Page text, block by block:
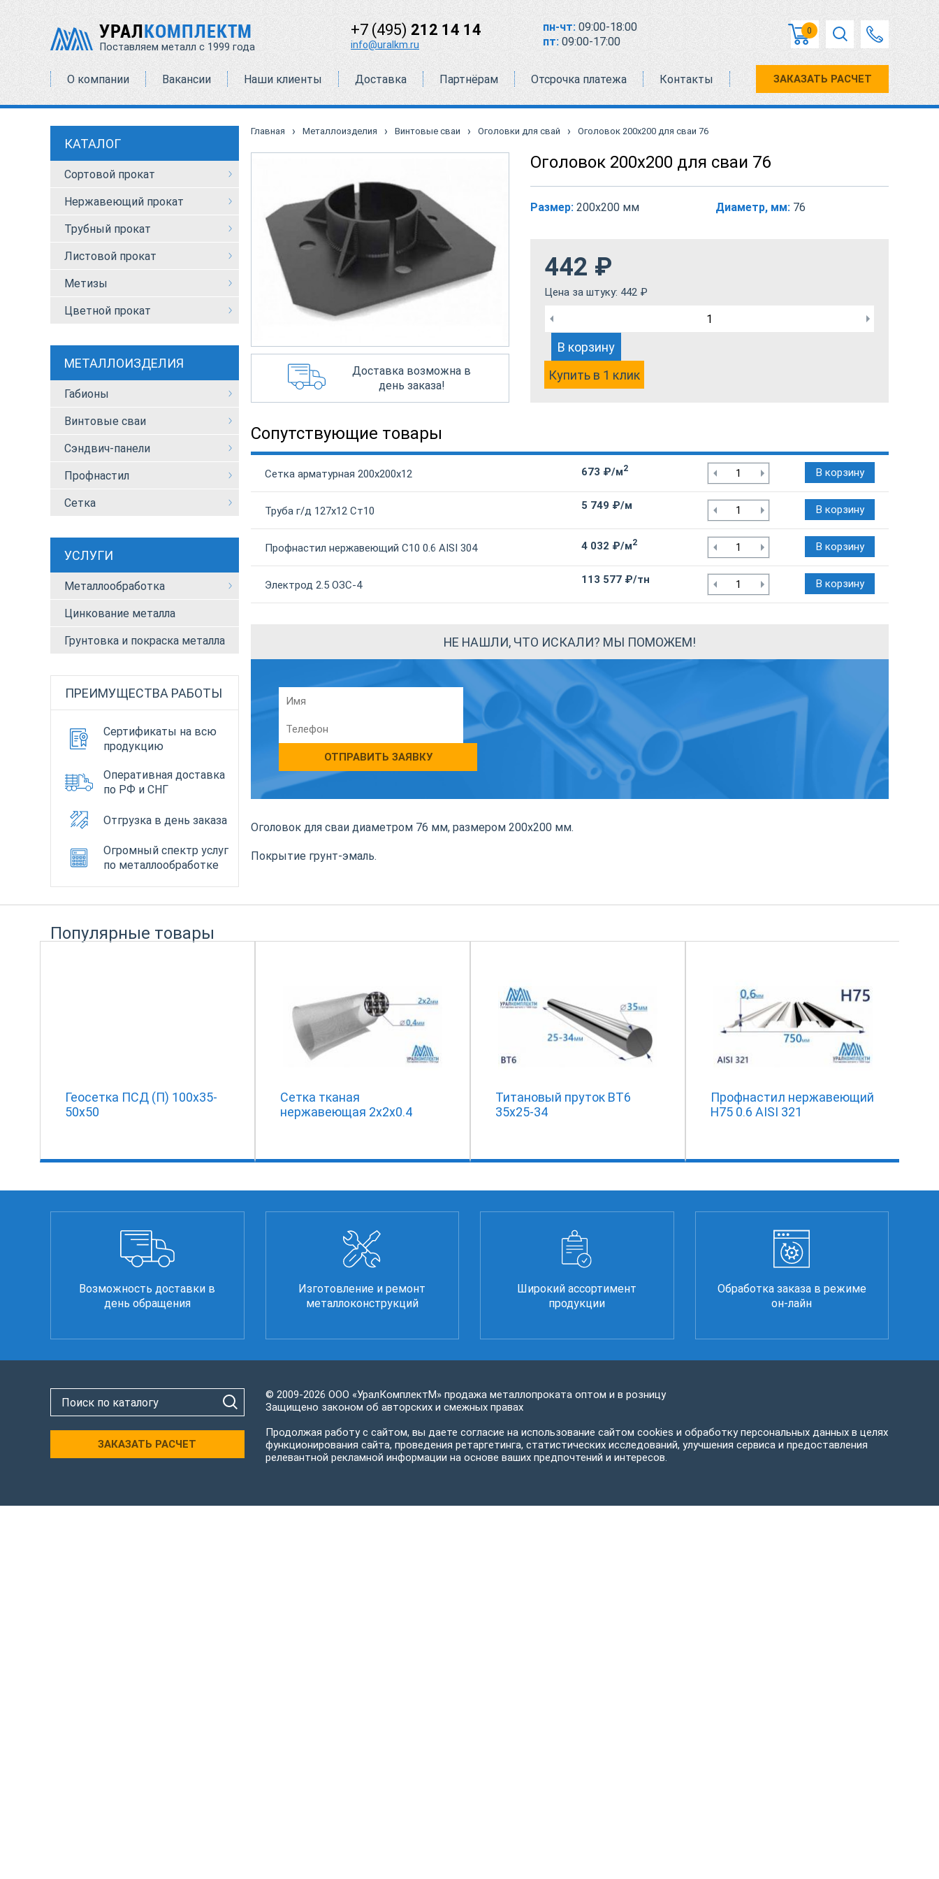
УРАЛКОМПЛЕКТМ
Поставляем металл с 1999 года
+7 (495) 212 14 14
info@uralkm.ru
пн-чт: 09:00-18:00
пт: 09:00-17:00
0
О компании Вакансии Наши клиенты Доставка Партнёрам Отсрочка платежа Контакты ЗАКАЗАТЬ РАСЧЕТ
КАТАЛОГ
Сортовой прокат
Нержавеющий прокат
Трубный прокат
Листовой прокат
Метизы
Цветной прокат
МЕТАЛЛОИЗДЕЛИЯ
Габионы
Винтовые сваи
Сэндвич-панели
Профнастил
Сетка
УСЛУГИ
Металлообработка
Цинкование металла
Грунтовка и покраска металла
ПРЕИМУЩЕСТВА РАБОТЫ
Сертификаты на всю
продукцию
Оперативная доставка
по РФ и СНГ
Отгрузка в день заказа
Огромный спектр услуг
по металлообработке
Главная › Металлоизделия › Винтовые сваи › Оголовки для свай › Оголовок 200х200 для сваи 76
Доставка возможна в
день заказа!
Оголовок 200х200 для сваи 76
Размер: 200х200 мм Диаметр, мм: 76
442 ₽
Цена за штуку: 442 ₽
В корзину
Купить в 1 клик
Сопутствующие товары
Сетка арматурная 200х200х12 673 ₽/м2 В корзину
Труба г/д 127х12 Ст10 5 749 ₽/м В корзину
Профнастил нержавеющий С10 0.6 AISI 304 4 032 ₽/м2 В корзину
Электрод 2.5 ОЗС-4 113 577 ₽/тн В корзину
НЕ НАШЛИ, ЧТО ИСКАЛИ? МЫ ПОМОЖЕМ!
ОТПРАВИТЬ ЗАЯВКУ
Оголовок для сваи диаметром 76 мм, размером 200х200 мм.
Покрытие грунт-эмаль.
Популярные товары
Геосетка ПСД (П) 100x35-
50x50
Сетка тканая
нержавеющая 2х2х0.4
Титановый пруток ВТ6
35х25-34
Профнастил нержавеющий
Н75 0.6 AISI 321
Возможность доставки в
день обращения
Изготовление и ремонт
металлоконструкций
Широкий ассортимент
продукции
Обработка заказа в режиме
он-лайн
ЗАКАЗАТЬ РАСЧЕТ
© 2009-2026 ООО «УралКомплектМ» продажа металлопроката оптом и в розницу
Защищено законом об авторских и смежных правах
Продолжая работу с сайтом, вы даете согласие на использование сайтом cookies и обработку персональных данных в целях
функционирования сайта, проведения ретаргетинга, статистических исследований, улучшения сервиса и предоставления
релевантной рекламной информации на основе ваших предпочтений и интересов.